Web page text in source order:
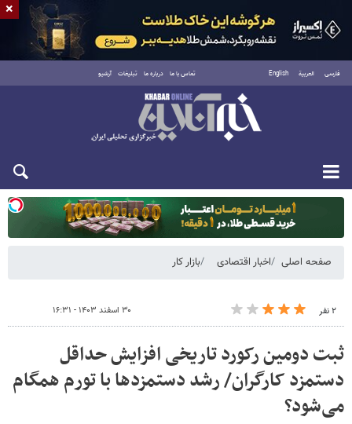
فارسی العربية English تماس با ما درباره ما تبلیغات آرشیو
دوشنبه ۱۹ مرداد ۱۴۰۵
صفحه اصلی اخبار اقتصادی بازار کار
۲ نفر ۳۰ اسفند ۱۴۰۳ - ۱۶:۳۱
ثبت دومین رکورد تاریخی افزایش حداقل
دستمزد کارگران/ رشد دستمزدها با تورم همگام
می‌شود؟
×